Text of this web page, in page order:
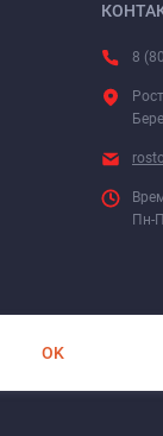
8
Пн-
OK